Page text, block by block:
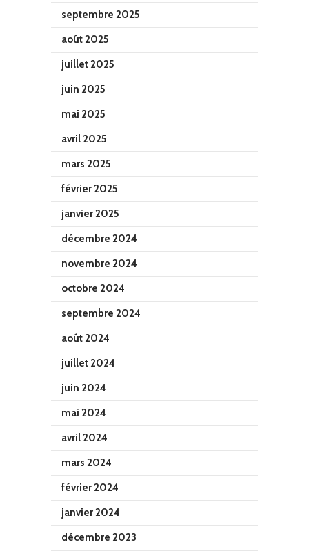
septembre 2025
août 2025
juillet 2025
juin 2025
mai 2025
avril 2025
mars 2025
février 2025
janvier 2025
décembre 2024
novembre 2024
octobre 2024
septembre 2024
août 2024
juillet 2024
juin 2024
mai 2024
avril 2024
mars 2024
février 2024
janvier 2024
décembre 2023